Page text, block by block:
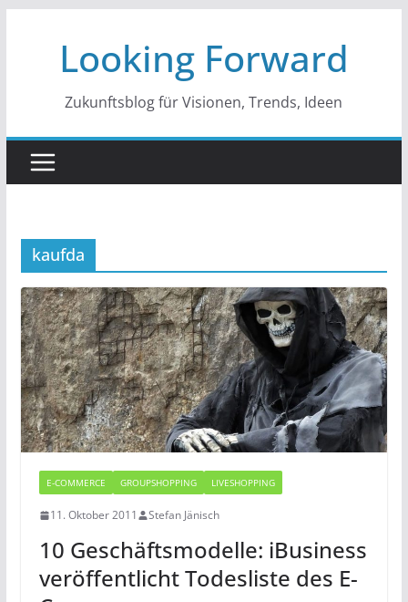
springenLooking Forward
Zukunftsblog für Visionen, Trends, Ideen
kaufda
E-COMMERCE GROUPSHOPPING LIVESHOPPING
11. Oktober 2011 Stefan Jänisch
10 Geschäftsmodelle: iBusiness
veröffentlicht Todesliste des E-